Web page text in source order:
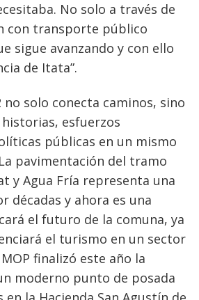
No solo a través de
con transporte público
sigue avanzando y con ello
de Itata”.
no solo conecta caminos, sino
esfuerzos
públicas en un mismo
pavimentación del tramo
y Agua Fría representa una
décadas y ahora es una
el futuro de la comuna, ya
el turismo en un sector
finalizó este año la
moderno punto de posada